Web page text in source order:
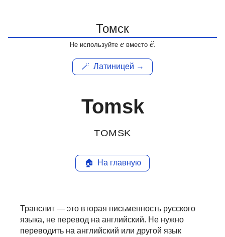
Не используйте евместо ё.
🪄 Латиницей →
Tomsk
TOMSK
🏠 На главную
Транслит — это вторая письменность русского
языка, не перевод на английский. Не нужно
переводить на английский или другой язык